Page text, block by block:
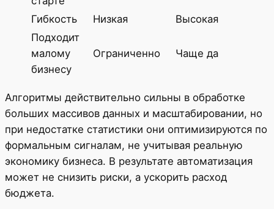
Гибкость Низкая
Высокая
Подходит
малому
бизнесу
Ограниченно Чаще да
Алгоритмы действительно сильны в обработке
больших массивов данных и масштабировании, но
при недостатке статистики они оптимизируются по
формальным сигналам, не учитывая реальную
экономику бизнеса. В результате автоматизация
может не снизить риски, а ускорить расход
бюджета.